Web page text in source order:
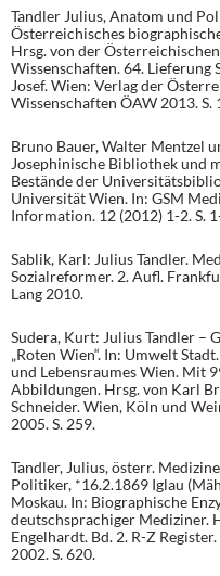
Tandler Julius, Anatom und
Österreichisches
Hrsg. von der
Wissenschaften. 64. Lieferung
Josef. Wien: Verlag der
Wissenschaften ÖAW 2013. S.
Bruno Bauer, Walter Mentzel
Josephinische Bibliothek und
Bestände der
Universität Wien. In: GSM
Information. 12 (2012) 1-2. S.
Sablik, Karl: Julius Tandler.
Sozialreformer. 2. Aufl.
Lang 2010.
Sudera, Kurt: Julius Tandler –
„Roten Wien“. In: Umwelt
und Lebensraumes Wien. Mit
Abbildungen. Hrsg. von Karl
Schneider. Wien, Köln und
2005. S. 259.
Tandler, Julius, österr.
Politiker, *16.2.1869 Iglau
Moskau. In: Biographische
deutschsprachiger Mediziner.
Engelhardt. Bd. 2. R-Z
2002. S. 620.